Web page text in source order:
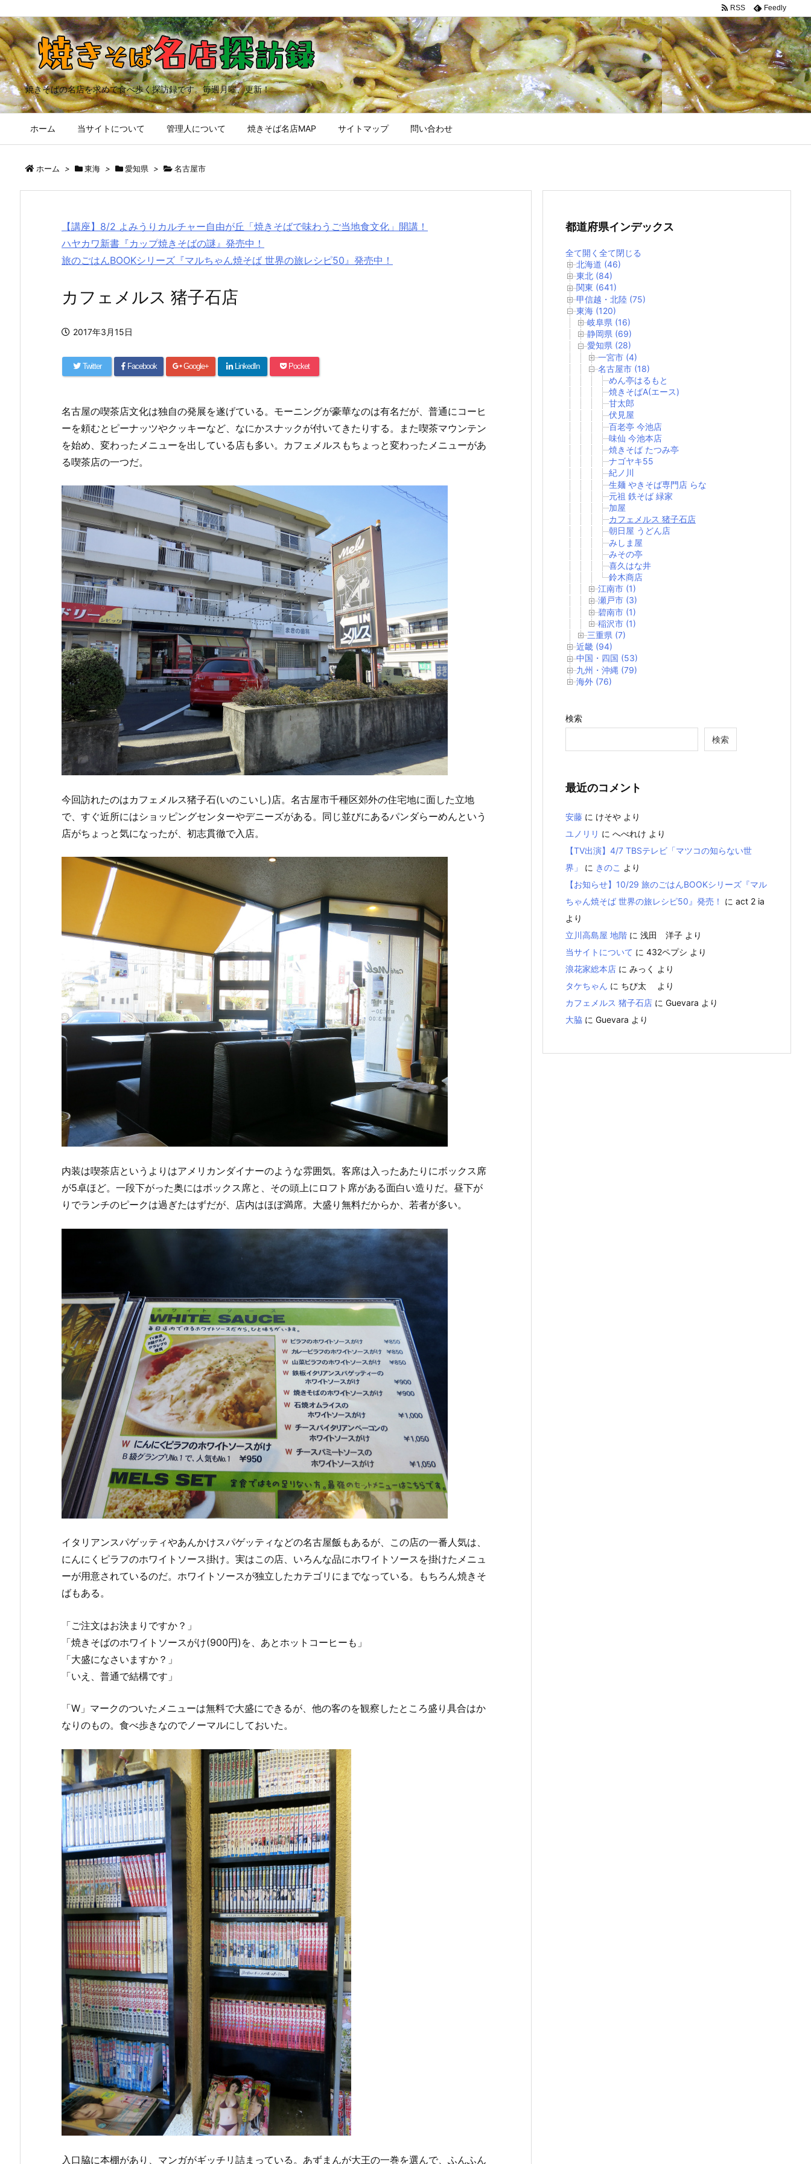
焼きそばの名店を求めて食べ歩く探訪録です。毎週月曜、更新！
ホーム 当サイトについて 管理人について 焼きそば名店MAP サイトマップ 問い合わせ
RSS Feedly
ホーム > 東海 > 愛知県 > 名古屋市
【講座】8/2 よみうりカルチャー自由が丘「焼きそばで味わうご当地食文化」開講！
ハヤカワ新書『カップ焼きそばの謎』発売中！
旅のごはんBOOKシリーズ『マルちゃん焼そば 世界の旅レシピ50』発売中！
カフェメルス 猪子石店
2017年3月15日
Twitter Facebook Google+ LinkedIn Pocket
名古屋の喫茶店文化は独自の発展を遂げている。モーニングが豪華なのは有名だが、普通にコーヒ
ーを頼むとピーナッツやクッキーなど、なにかスナックが付いてきたりする。また喫茶マウンテン
を始め、変わったメニューを出している店も多い。カフェメルスもちょっと変わったメニューがあ
る喫茶店の一つだ。
今回訪れたのはカフェメルス猪子石(いのこいし)店。名古屋市千種区郊外の住宅地に面した立地
で、すぐ近所にはショッピングセンターやデニーズがある。同じ並びにあるパンダらーめんという
店がちょっと気になったが、初志貫徹で入店。
内装は喫茶店というよりはアメリカンダイナーのような雰囲気。客席は入ったあたりにボックス席
が5卓ほど。一段下がった奥にはボックス席と、その頭上にロフト席がある面白い造りだ。昼下が
りでランチのピークは過ぎたはずだが、店内はほぼ満席。大盛り無料だからか、若者が多い。
イタリアンスパゲッティやあんかけスパゲッティなどの名古屋飯もあるが、この店の一番人気は、
にんにくピラフのホワイトソース掛け。実はこの店、いろんな品にホワイトソースを掛けたメニュ
ーが用意されているのだ。ホワイトソースが独立したカテゴリにまでなっている。もちろん焼きそ
ばもある。
「ご注文はお決まりですか？」
「焼きそばのホワイトソースがけ(900円)を、あとホットコーヒーも」
「大盛になさいますか？」
「いえ、普通で結構です」
「W」マークのついたメニューは無料で大盛にできるが、他の客のを観察したところ盛り具合はか
なりのもの。食べ歩きなのでノーマルにしておいた。
入口脇に本棚があり、マンガがギッチリ詰まっている。あずまんが大王の一巻を選んで、ふんふん
都道府県インデックス
全て開く 全て閉じる
北海道 (46)
東北 (84)
関東 (641)
甲信越・北陸 (75)
東海 (120)
岐阜県 (16)
静岡県 (69)
愛知県 (28)
一宮市 (4)
名古屋市 (18)
めん亭はるもと
焼きそばA(エース)
甘太郎
伏見屋
百老亭 今池店
味仙 今池本店
焼きそば たつみ亭
ナゴヤキ55
紀ノ川
生麺 やきそば専門店 らな
元祖 鉄そば 緑家
加屋
カフェメルス 猪子石店
朝日屋 うどん店
みしま屋
みその亭
喜久はな井
鈴木商店
江南市 (1)
瀬戸市 (3)
碧南市 (1)
稲沢市 (1)
三重県 (7)
近畿 (94)
中国・四国 (53)
九州・沖縄 (79)
海外 (76)
検索
検索
最近のコメント
安藤 に けそや より
ユノリリ に へべれけ より
【TV出演】4/7 TBSテレビ「マツコの知らない世
界」
に きのこ より
【お知らせ】10/29 旅のごはんBOOKシリーズ『マル
ちゃん焼そば 世界の旅レシピ50』発売！
に act 2 ia
より
立川高島屋 地階 に 浅田 洋子 より
当サイトについて に 432ペプシ より
浪花家総本店 に みっく
より
タケちゃん に ちび太
より
カフェメルス 猪子石店 に Guevara より
大脇 に Guevara より